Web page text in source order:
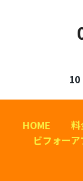
10
HOME 料
ビフォーア